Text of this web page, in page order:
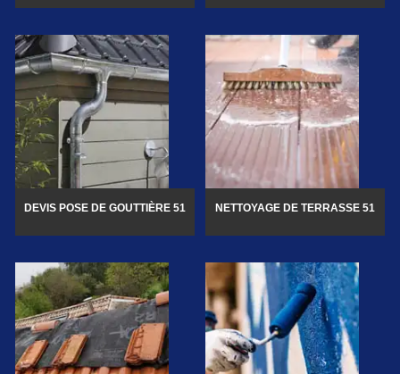
DEVIS POSE DE GOUTTIÈRE 51 NETTOYAGE DE TERRASSE 51